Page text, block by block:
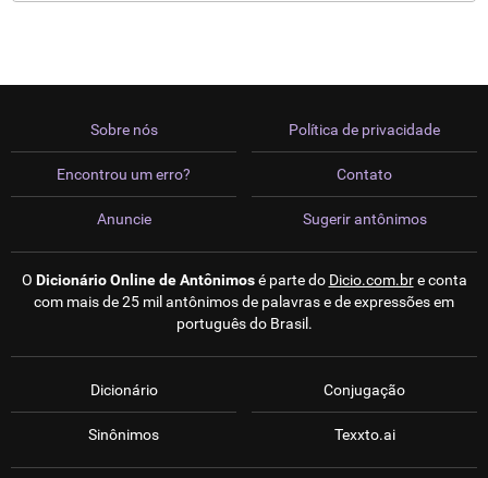
Sobre nós
Encontrou um erro?
Anuncie
Política de privacidade
Contato
Sugerir antônimos
O Dicionário Online de Antônimosé parte do Dicio.com.bre conta
com mais de 25 mil antônimos de palavras e de expressões em
português do Brasil.
Dicionário
Sinônimos
Conjugação
Texxto.ai